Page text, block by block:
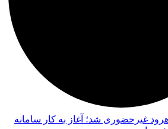
غیرحضوری شد؛ آغاز به کار سامانه